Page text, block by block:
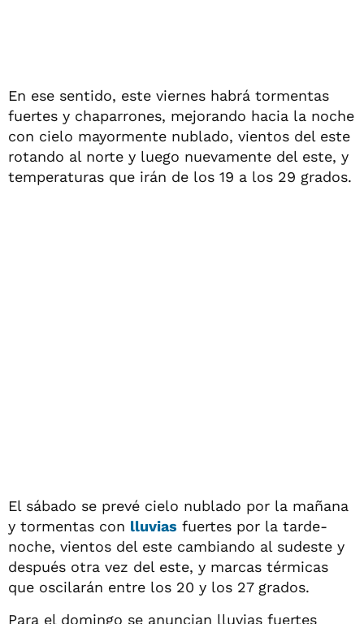
En ese sentido, este viernes habrá tormentas
fuertes y chaparrones, mejorando hacia la noche
con cielo mayormente nublado, vientos del este
rotando al norte y luego nuevamente del este, y
temperaturas que irán de los 19 a los 29 grados.
El sábado se prevé cielo nublado por la mañana
y tormentas con lluvias fuertes por la tarde-
noche, vientos del este cambiando al sudeste y
después otra vez del este, y marcas térmicas
que oscilarán entre los 20 y los 27 grados.
Para el domingo se anuncian lluvias fuertes